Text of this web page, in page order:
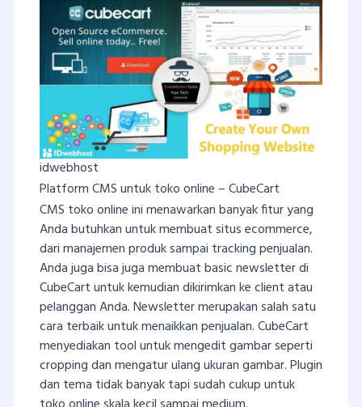
idwebhost
Platform CMS untuk toko online – CubeCart
CMS toko online ini menawarkan banyak fitur yang
Anda butuhkan untuk membuat situs ecommerce,
dari manajemen produk sampai tracking penjualan.
Anda juga bisa juga membuat basic newsletter di
CubeCart untuk kemudian dikirimkan ke client atau
pelanggan Anda. Newsletter merupakan salah satu
cara terbaik untuk menaikkan penjualan. CubeCart
menyediakan tool untuk mengedit gambar seperti
cropping dan mengatur ulang ukuran gambar. Plugin
dan tema tidak banyak tapi sudah cukup untuk